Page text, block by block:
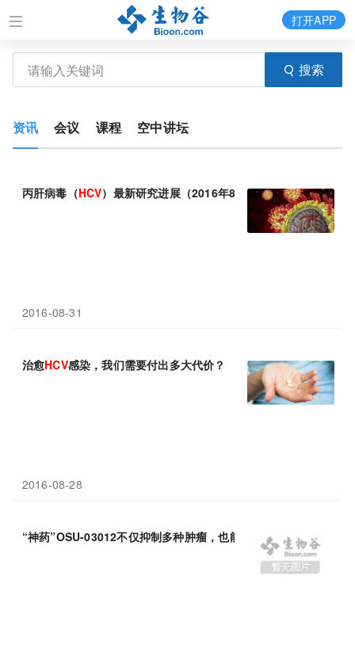
搜索
打开APP
资讯 会议 课程 空中讲坛
丙肝病毒（HCV）最新研究进展（2016年8月31日）
2016-08-31
治愈HCV感染，我们需要付出多大代价？
2016-08-28
“神药”OSU-03012不仅抑制多种肿瘤，也能抑制众多细菌和HIV、